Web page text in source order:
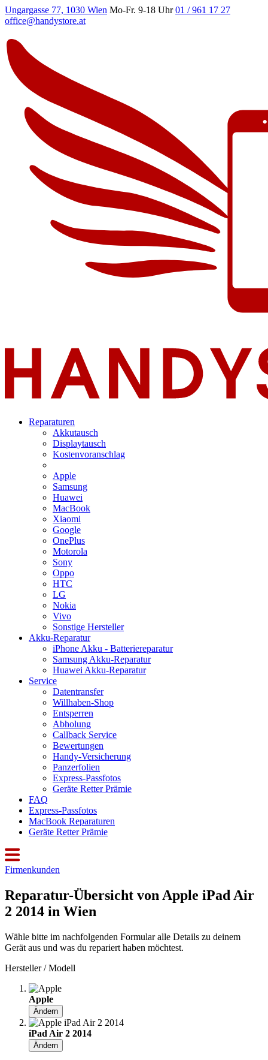
Ungargasse 77, 1030 Wien Mo-Fr. 9-18 Uhr 01 / 961 17 27
office@handystore.at
Reparaturen
Akkutausch
Displaytausch
Kostenvoranschlag
Apple
Samsung
Huawei
MacBook
Xiaomi
Google
OnePlus
Motorola
Sony
Oppo
HTC
LG
Nokia
Vivo
Sonstige Hersteller
Akku-Reparatur
iPhone Akku - Batteriereparatur
Samsung Akku-Reparatur
Huawei Akku-Reparatur
Service
Datentransfer
Willhaben-Shop
Entsperren
Abholung
Callback Service
Bewertungen
Handy-Versicherung
Panzerfolien
Express-Passfotos
Geräte Retter Prämie
FAQ
Express-Passfotos
MacBook Reparaturen
Geräte Retter Prämie
Firmenkunden
Reparatur-Übersicht von Apple iPad Air
2 2014 in Wien
Wähle bitte im nachfolgenden Formular alle Details zu deinem
Gerät aus und was du repariert haben möchtest.
Hersteller / Modell
Apple
Ändern
iPad Air 2 2014
Ändern